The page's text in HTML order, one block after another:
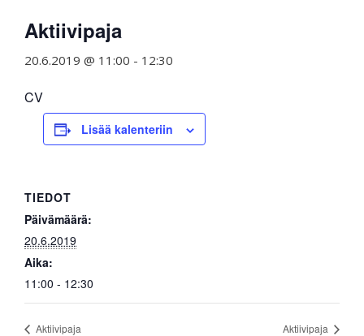
Aktiivipaja
20.6.2019 @ 11:00 - 12:30
CV
Lisää kalenteriin
TIEDOT
Päivämäärä:
20.6.2019
Aika:
11:00 - 12:30
Aktiivipaja Aktiivipaja